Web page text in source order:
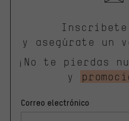
Inscríbete
y asegúrate un
¡No te pierdas
y
Correo electrónico